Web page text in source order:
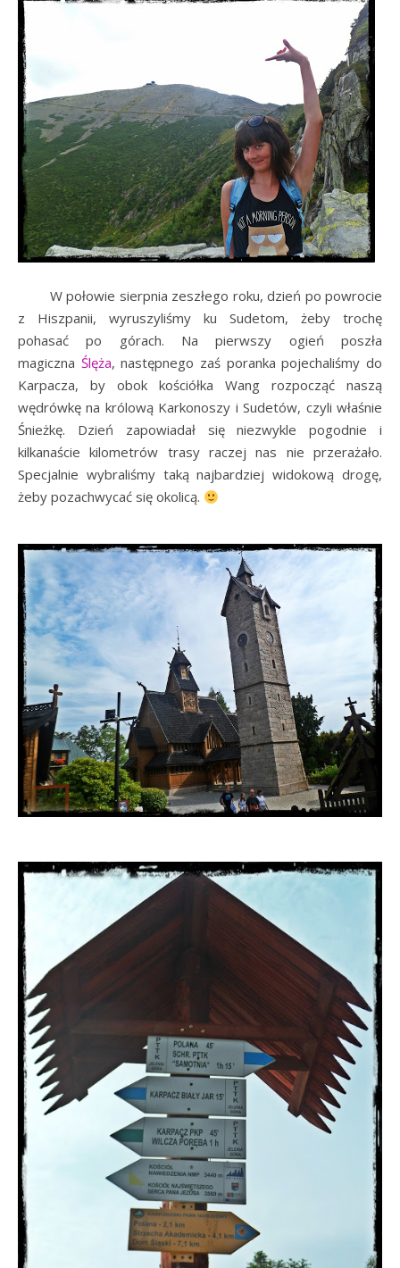
W połowie sierpnia zeszłego roku, dzień po powrocie
z Hiszpanii, wyruszyliśmy ku Sudetom, żeby trochę
pohasać po górach. Na pierwszy ogień poszła
magiczna Ślęża, następnego zaś poranka pojechaliśmy do
Karpacza, by obok kościółka Wang rozpocząć naszą
wędrówkę na królową Karkonoszy i Sudetów, czyli właśnie
Śnieżkę. Dzień zapowiadał się niezwykle pogodnie i
kilkanaście kilometrów trasy raczej nas nie przerażało.
Specjalnie wybraliśmy taką najbardziej widokową drogę,
żeby pozachwycać się okolicą.